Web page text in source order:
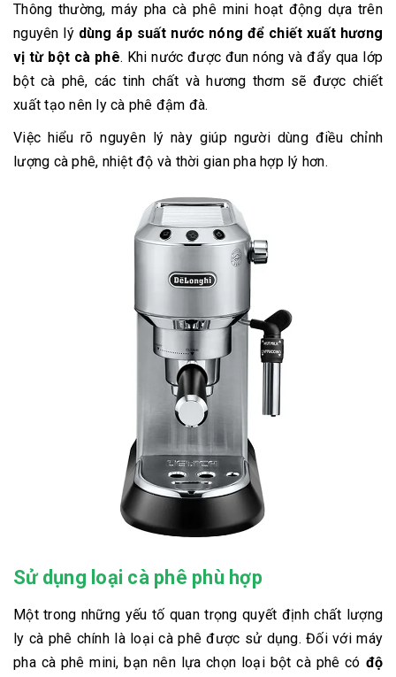
Thông thường, máy pha cà phê mini hoạt động dựa trên
nguyên lý dùng áp suất nước nóng để chiết xuất hương
vị từ bột cà phê. Khi nước được đun nóng và đẩy qua lớp
bột cà phê, các tinh chất và hương thơm sẽ được chiết
xuất tạo nên ly cà phê đậm đà.
Việc hiểu rõ nguyên lý này giúp người dùng điều chỉnh
lượng cà phê, nhiệt độ và thời gian pha hợp lý hơn.
Sử dụng loại cà phê phù hợp
Một trong những yếu tố quan trọng quyết định chất lượng
ly cà phê chính là loại cà phê được sử dụng. Đối với máy
pha cà phê mini, bạn nên lựa chọn loại bột cà phê có độ